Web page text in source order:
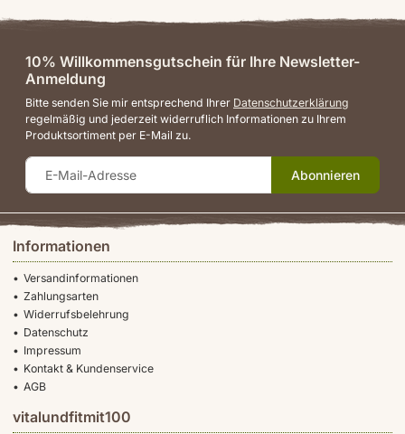
Informationen
Versandinformationen
Zahlungsarten
Widerrufsbelehrung
Datenschutz
Impressum
Kontakt & Kundenservice
AGB
vitalundfitmit100
10% Willkommensgutschein für Ihre Newsletter-
Anmeldung
Bitte senden Sie mir entsprechend Ihrer Datenschutzerklärung
regelmäßig und jederzeit widerruflich Informationen zu Ihrem
Produktsortiment per E-Mail zu.
Abonnieren